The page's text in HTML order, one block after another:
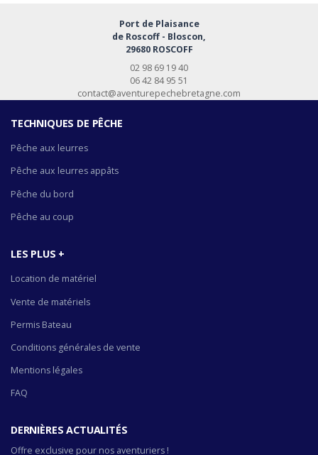
Port de Plaisance
de Roscoff - Bloscon,
29680 ROSCOFF
02 98 69 19 40
06 42 84 95 51
contact@aventurepechebretagne.com
TECHNIQUES DE PÊCHE
Pêche aux leurres
Pêche aux leurres appâts
Pêche du bord
Pêche au coup
LES PLUS +
Location de matériel
Vente de matériels
Permis Bateau
Conditions générales de vente
Mentions légales
FAQ
DERNIÈRES ACTUALITÉS
Offre exclusive pour nos aventuriers !